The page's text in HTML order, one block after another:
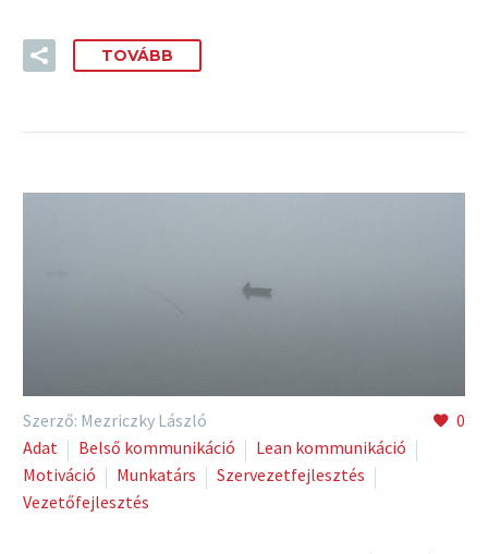
TOVÁBB
0
Szerző: Mezriczky László
Adat
Belső kommunikáció
Lean kommunikáció
Motiváció
Munkatárs
Szervezetfejlesztés
Vezetőfejlesztés